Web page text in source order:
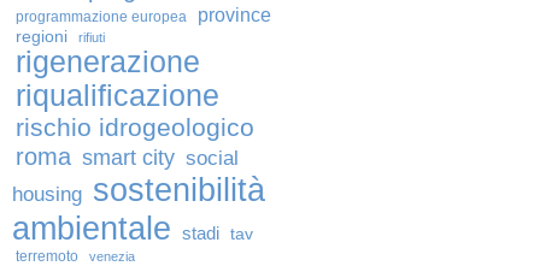
programmazione europea province
regioni rifiuti
rigenerazione
riqualificazione
rischio idrogeologico
roma smart city social
housing sostenibilità
ambientale stadi tav
terremoto venezia